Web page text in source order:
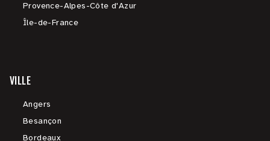
Provence-Alpes-Côte d'Azur
Île-de-France
VILLE
Angers
Besançon
Bordeaux